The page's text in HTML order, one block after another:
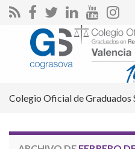
Search for:
Colegio Oficial de Graduados